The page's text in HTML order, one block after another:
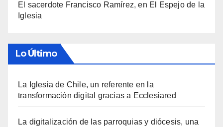
El sacerdote Francisco Ramírez, en El Espejo de la
Iglesia
Lo Último
La Iglesia de Chile, un referente en la
transformación digital gracias a Ecclesiared
La digitalización de las parroquias y diócesis, una